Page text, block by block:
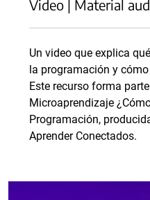
Video | Material
Un video que explica
la programación y
Este recurso forma
Microaprendizaje
Programación,
Aprender Conectados.